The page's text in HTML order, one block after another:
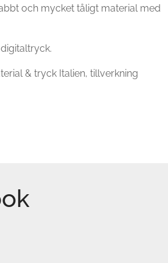
och mycket tåligt material med
& tryck Italien, tillverkning